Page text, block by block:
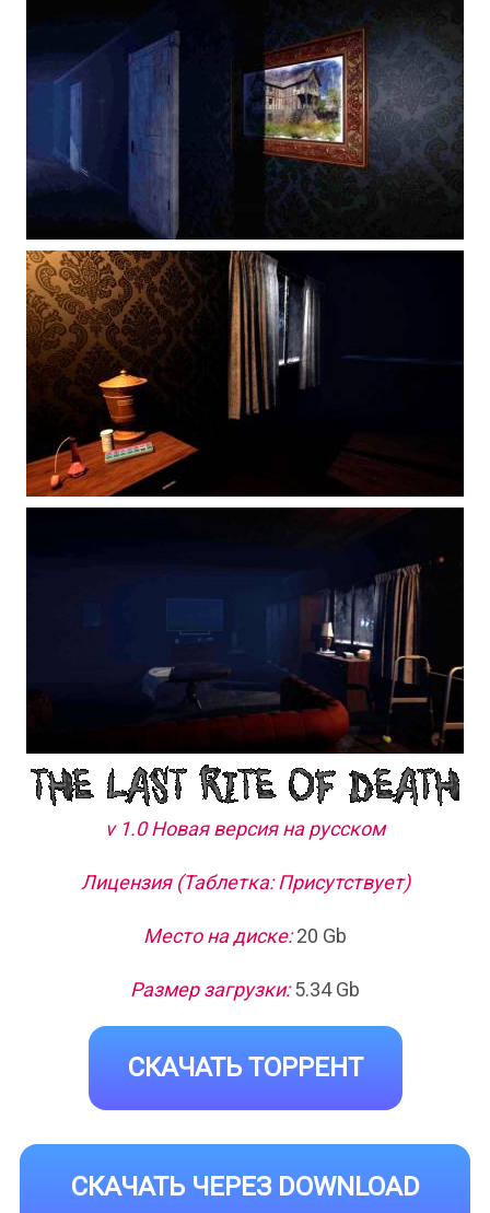
v 1.0 Новая версия на русском
Лицензия (Таблетка: Присутствует)
Место на диске:20 Gb
Размер загрузки:5.34 Gb
СКАЧАТЬ ТОРРЕНТ
СКАЧАТЬ ЧЕРЕЗ DOWNLOAD